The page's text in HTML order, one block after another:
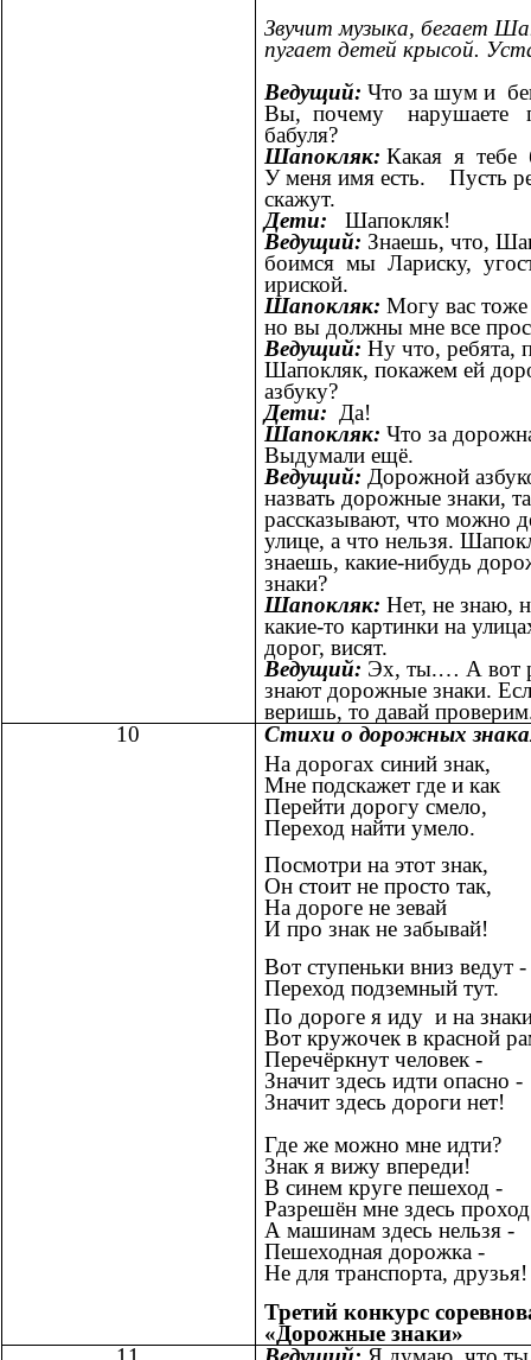
Звучит музыка, бегает
пугает детей крысой.
Ведущий: Что за шум и
Вы, почему нарушаете
бабуля?
Шапокляк: Какая я
У меня имя есть. Пусть
скажут.
Дети:
Шапокляк!
Ведущий: Знаешь, что,
боимся мы Лариску,
ириской.
Шапокляк: Могу вас тоже
но вы должны мне все
Ведущий: Ну что, ребята,
Шапокляк, покажем ей
азбуку?
Дети: Да!
Шапокляк: Что за
Выдумали ещё.
Ведущий: Дорожной
назвать дорожные знаки,
рассказывают, что можно
улице, а что нельзя.
знаешь, какие-нибудь
знаки?
Шапокляк: Нет, не знаю,
какие-то картинки на
дорог, висят.
Ведущий: Эх, ты.… А вот
знают дорожные знаки.
веришь, то давай
10
Стихи о дорожных
На дорогах синий знак,
Мне подскажет где и как
Перейти дорогу смело,
Переход найти умело.
Посмотри на этот знак,
Он стоит не просто так,
На дороге не зевай
И про знак не забывай!
Вот ступеньки вниз ведут -
Переход подземный тут.
По дороге я иду и на
Вот кружочек в красной
Перечёркнут человек -
Значит здесь идти опасно -
Значит здесь дороги нет!
Где же можно мне идти?
Знак я вижу впереди!
В синем круге пешеход -
Разрешён мне здесь
А машинам здесь нельзя -
Пешеходная дорожка -
Не для транспорта, друзья!
Третий конкурс
«Дорожные знаки»